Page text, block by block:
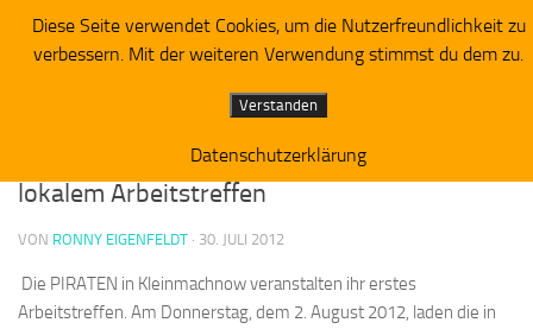
Zum Inhalt springen
Piratenpartei RV Westbrandenburg
PIRATEN in Kleinmachnow treffen sich zu
lokalem Arbeitstreffen
VON RONNY EIGENFELDT · 30. JULI 2012
Die PIRATEN in Kleinmachnow veranstalten ihr erstes
Arbeitstreffen. Am Donnerstag, dem 2. August 2012, laden die in
Diese Seite verwendet Cookies, um die Nutzerfreundlichkeit zu
verbessern. Mit der weiteren Verwendung stimmst du dem zu.
Verstanden
Datenschutzerklärung